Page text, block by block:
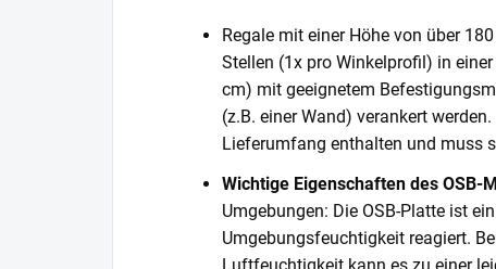
Regale mit einer Höhe von über
Stellen (1x pro Winkelprofil) in
cm) mit geeignetem
(z.B. einer Wand) verankert
Lieferumfang enthalten und muss
Wichtige Eigenschaften des OSB-
Umgebungen: Die OSB-Platte ist
Umgebungsfeuchtigkeit reagiert.